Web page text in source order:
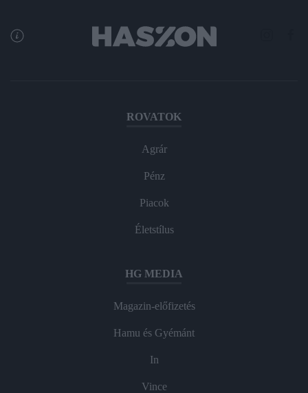
ROVATOK
Agrár
Pénz
Piacok
Életstílus
HG MEDIA
Magazin-előfizetés
Hamu és Gyémánt
In
Vince